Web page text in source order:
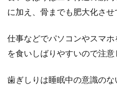
あなたが思い
いほど、顔の
眉毛のお
に加え、骨までも肥大化させ
仕事などでパソコンやスマ
を食いしばりやすいので注意
歯ぎしりは睡眠中の意識の